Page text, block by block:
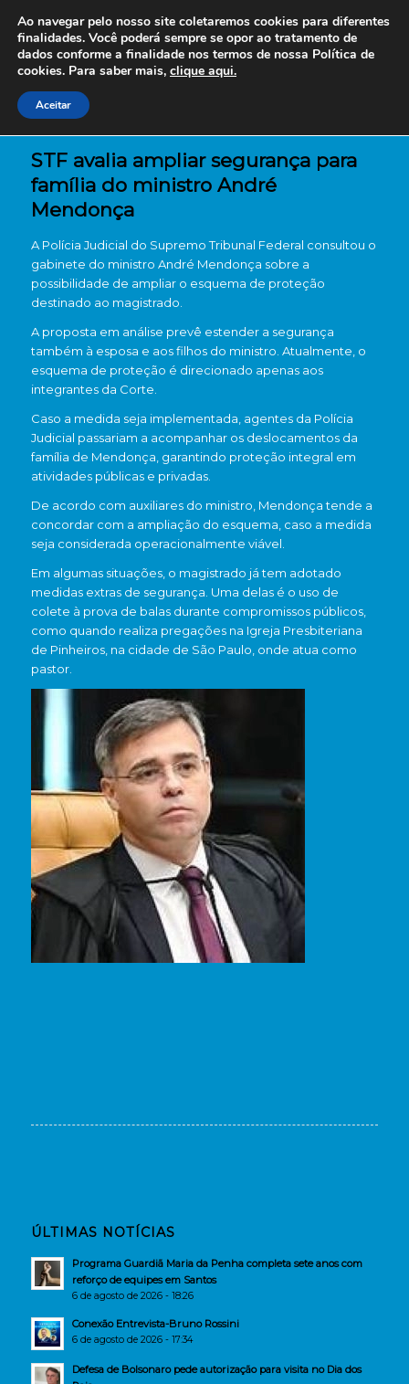
STF avalia ampliar segurança para
família do ministro André
Mendonça
A Polícia Judicial do Supremo Tribunal Federal consultou o
gabinete do ministro André Mendonça sobre a
possibilidade de ampliar o esquema de proteção
destinado ao magistrado.
A proposta em análise prevê estender a segurança
também à esposa e aos filhos do ministro. Atualmente, o
esquema de proteção é direcionado apenas aos
integrantes da Corte.
Caso a medida seja implementada, agentes da Polícia
Judicial passariam a acompanhar os deslocamentos da
família de Mendonça, garantindo proteção integral em
atividades públicas e privadas.
De acordo com auxiliares do ministro, Mendonça tende a
concordar com a ampliação do esquema, caso a medida
seja considerada operacionalmente viável.
Em algumas situações, o magistrado já tem adotado
medidas extras de segurança. Uma delas é o uso de
colete à prova de balas durante compromissos públicos,
como quando realiza pregações na Igreja Presbiteriana
de Pinheiros, na cidade de São Paulo , onde atua como
pastor.
ÚLTIMAS NOTÍCIAS
Programa Guardiã Maria da Penha completa sete anos com
reforço de equipes em Santos
6 de agosto de 2026 - 18:26
Conexão Entrevista-Bruno Rossini
6 de agosto de 2026 - 17:34
Defesa de Bolsonaro pede autorização para visita no Dia dos
Ao navegar pelo nosso site coletaremos cookies para diferentes
finalidades. Você poderá sempre se opor ao tratamento de
dados conforme a finalidade nos termos de nossa Política de
cookies. Para saber mais, clique aqui.
Aceitar